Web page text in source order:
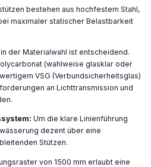
bestehen aus hochfestem Stahl,
maximaler statischer Belastbarkeit
der Materialwahl ist entscheidend.
(wahlweise glasklar oder
VSG (Verbundsicherheitsglas)
an Lichttransmission und
Um die klare Linienführung
dezent über eine
Stützen.
von 1500 mm erlaubt eine